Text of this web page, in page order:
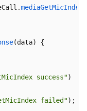
.mediaGetMicIndex
(data) {
success")
failed");